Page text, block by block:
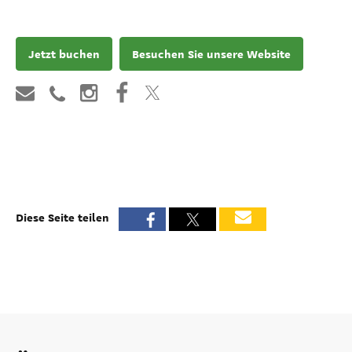
Jetzt buchen Besuchen Sie unsere Website
Diese Seite teilen